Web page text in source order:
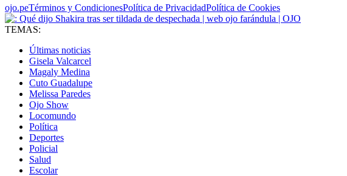
ojo.peTérminos y CondicionesPolítica de PrivacidadPolítica de Cookies
TEMAS:
Últimas noticias
Gisela Valcarcel
Magaly Medina
Cuto Guadalupe
Melissa Paredes
Ojo Show
Locomundo
Política
Deportes
Policial
Salud
Escolar